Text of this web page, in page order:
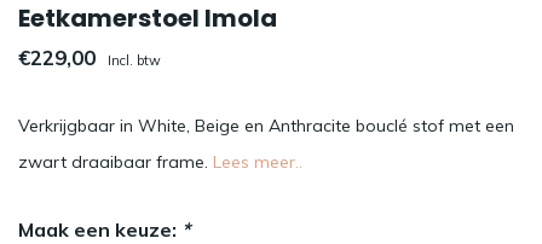
Eetkamerstoel Imola
€229,00 Incl. btw
Verkrijgbaar in White, Beige en Anthracite bouclé stof met een
zwart draaibaar frame. Lees meer..
Maak een keuze: *